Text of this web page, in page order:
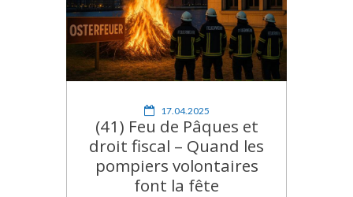
17.04.2025
(41) Feu de Pâques et
droit fiscal – Quand les
pompiers volontaires
font la fête